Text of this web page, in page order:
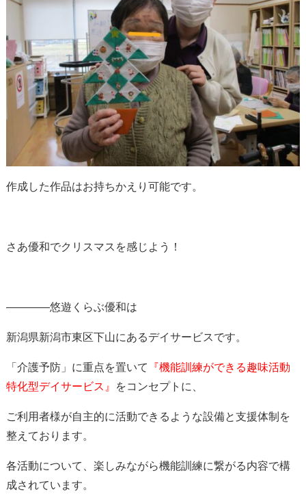
作成した作品はお持ちかえり可能です。
さあ優和でクリスマスを感じよう！
————悠遊くらぶ優和は
新潟県新潟市東区下山にあるデイサービスです。
「介護予防」に重点を置いて
『機能訓練ができる趣味活動
特化型デイサービス』
をコンセプトに、
ご利用者様が自主的に活動できるような設備と支援体制を
整えております。
各活動について、楽しみながら機能訓練に繋がる内容で構
成されています。